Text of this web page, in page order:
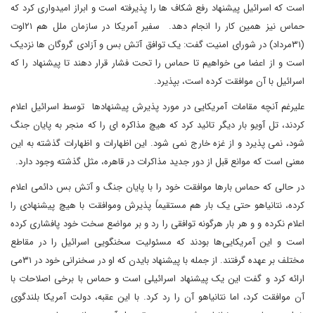
است که اسرائیل پیشنهاد رفع شکاف ها را پذیرفته است و ابراز امیدواری کرد که
حماس نیز همین کار را انجام دهد. سفیر آمریکا در سازمان ملل هم ۲۱اوت
(۳۱مرداد) در شورای امنیت گفت: یک توافق آتش بس و آزادی گروگان ها نزدیک
است و از اعضا می خواهیم تا حماس را تحت فشار قرار دهند تا پیشنهاد را که
اسرائیل با آن موافقت کرده است، بپذیرد.
علیرغم آنچه مقامات آمریکایی در مورد پذیرش پیشنهادها توسط اسرائیل اعلام
کردند، تل آویو بار دیگر تائید کرد که هیچ مذاکره ای را که منجر به پایان جنگ
شود، نمی پذیرد و از غزه خارج نمی شود. این اظهارات و اظهارات گذشته به این
معنی است که موانع قبل از دور جدید مذاکرات در قاهره، مثل گذشته وجود دارد.
در حالی که حماس بارها موافقت خود را با پایان جنگ و آتش بس دائمی اعلام
کرده، نتانیاهو حتی یک بار هم مستقیماً پذیرش وموافقت با هیچ پیشنهادی را
اعلام نکرده و و هر بار هرگونه توافقی را رد و بر مواضع سخت خود پافشاری کرده
است و این آمریکایی‌ها بودند که مسئولیت سخنگویی اسرائیل را در مقاطع
مختلف بر عهده گرفتند. از جمله با پیشنهاد بایدن که او در سخنرانی خود در ۳۱می
ارائه کرد و گفت این یک پیشنهاد اسرائیلی است و حماس با برخی اصلاحات با
آن موافقت کرد، اما نتانیاهو آن را رد کرد. با این عقبه، دولت آمریکا بلندگوی